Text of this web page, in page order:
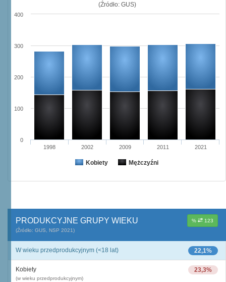
(Źródło: GUS)
Kobiety Mężczyźni
1998 2002 2009 2011 2021
0
100
200
300
400
% 123
PRODUKCYJNE GRUPY WIEKU
(Źródło: GUS, NSP 2021)
22,1%
W wieku przedprodukcyjnym (<18 lat)
23,3%
Kobiety
(w wieku przedprodukcyjnym)